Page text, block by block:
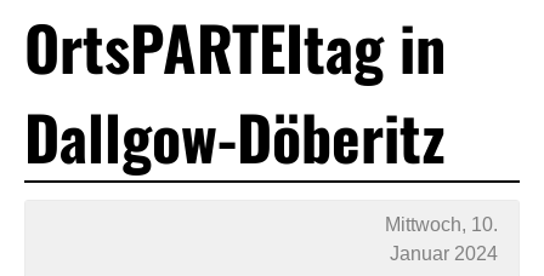
OrtsPARTEItag in
Dallgow-Döberitz
Mittwoch, 10.
Januar 2024